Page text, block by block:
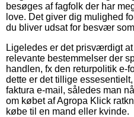
besøges af fagfolk der har
love. Det giver dig mulighed
du bliver udsat for besvær
Ligeledes er det prisværdigt
relevante bestemmelser der
handlen, fx den returpolitik e-
dette er det tillige
faktura e-mail, således man
om købet af Agropa Klick
købe til en mand eller kvinde.